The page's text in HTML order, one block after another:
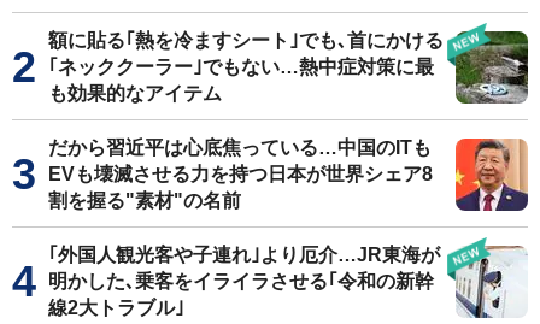
額に貼る｢熱を冷ますシート｣でも､首にかける
｢ネッククーラー｣でもない…熱中症対策に最
も効果的なアイテム
だから習近平は心底焦っている…中国のITも
EVも壊滅させる力を持つ日本が世界シェア8
割を握る"素材"の名前
｢外国人観光客や子連れ｣より厄介…JR東海が
明かした､乗客をイライラさせる｢令和の新幹
線2大トラブル｣